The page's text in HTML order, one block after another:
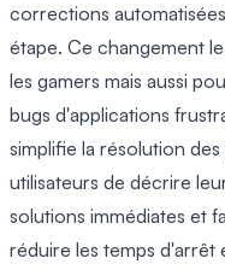
corrections
étape. Ce changement
les gamers mais aussi
bugs d'applications
simplifie la résolution
utilisateurs de décrire
solutions immédiates et
réduire les temps